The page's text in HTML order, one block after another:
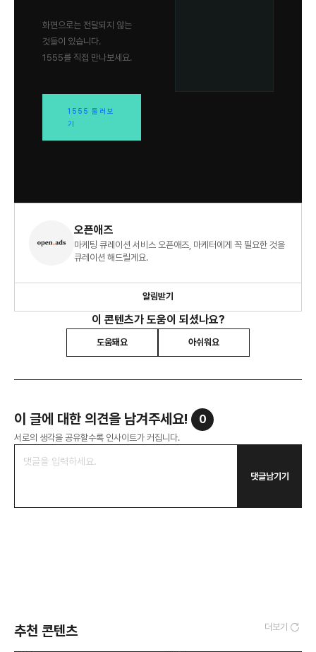
화면으로는 전달되지 않는
것들이 있습니다.
1555를 직접 만나보세요.
1555 둘러보
기
오픈애즈
마케팅 큐레이션 서비스 오픈애즈, 마케터에게 꼭 필요한 것을
큐레이션 해드릴게요.
알림받기
이 콘텐츠가 도움이 되셨나요?
도움돼요 아쉬워요
이 글에 대한 의견을 남겨주세요! 0
서로의 생각을 공유할수록 인사이트가 커집니다.
댓글남기기
추천 콘텐츠 더보기